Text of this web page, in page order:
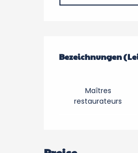
Bezeichnungen
Bezeichnungen
Maîtres
restaurateurs